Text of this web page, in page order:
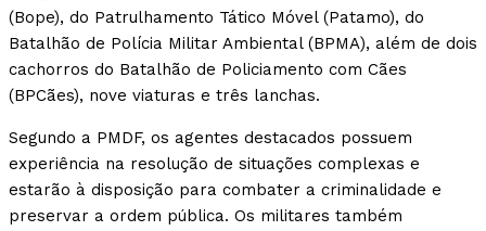
(Bope), do Patrulhamento Tático Móvel (Patamo), do
Batalhão de Polícia Militar Ambiental (BPMA), além de dois
cachorros do Batalhão de Policiamento com Cães
(BPCães), nove viaturas e três lanchas.
Segundo a PMDF, os agentes destacados possuem
experiência na resolução de situações complexas e
estarão à disposição para combater a criminalidade e
preservar a ordem pública. Os militares também